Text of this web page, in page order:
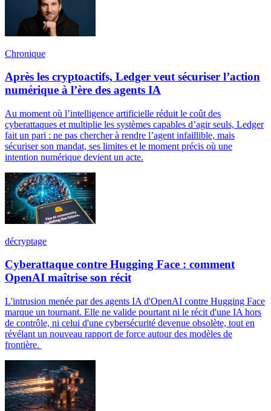
Chronique
Après les cryptoactifs, Ledger veut sécuriser l’action
numérique à l’ère des agents IA
Au moment où l’intelligence artificielle réduit le coût des
cyberattaques et multiplie les systèmes capables d’agir seuls, Ledger
fait un pari : ne pas chercher à rendre l’agent infaillible, mais
sécuriser son mandat, ses limites et le moment précis où une
intention numérique devient un acte.
décryptage
Cyberattaque contre Hugging Face : comment
OpenAI maîtrise son récit
L'intrusion menée par des agents IA d'OpenAI contre Hugging Face
marque un tournant. Elle ne valide pourtant ni le récit d'une IA hors
de contrôle, ni celui d'une cybersécurité devenue obsolète, tout en
révélant un nouveau rapport de force autour des modèles de
frontière.